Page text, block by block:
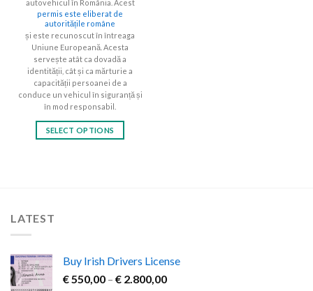
autovehicul în România. Acest
permis este eliberat de
autoritățile române
și este recunoscut în întreaga
Uniune Europeană. Acesta
servește atât ca dovadă a
identității, cât și ca mărturie a
capacității persoanei de a
conduce un vehicul în siguranță și
în mod responsabil.
SELECT OPTIONS
be
chosen
LATEST
Buy Irish Drivers License
€550,00 – € 2.800,00Price